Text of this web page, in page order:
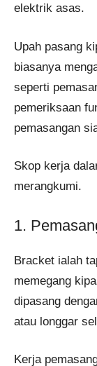
elektrik asas.
Upah pasang
biasanya
seperti
pemeriksaan
pemasangan
Skop kerja
merangkumi.
1.
Bracket ialah
memegang
dipasang
atau longgar
Kerja